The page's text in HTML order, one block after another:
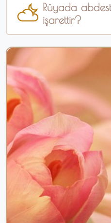
Rüyada
işarettir?